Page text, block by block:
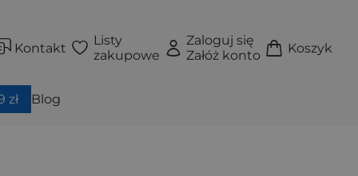
Kontakt
Listy
zakupowe
Zaloguj się
Załóż konto
Koszyk
zł Blog